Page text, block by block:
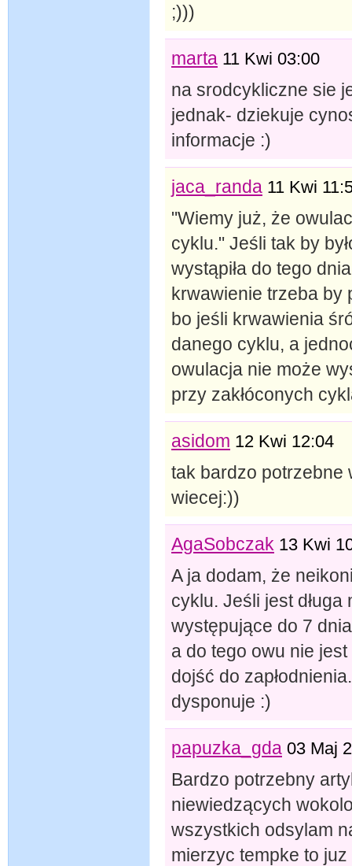
;)))
marta 11 Kwi 03:00
na srodcykliczne sie
jednak- dziekuje
informacje :)
jaca_randa 11 Kwi
"Wiemy już, że
cyklu." Jeśli tak by
wystąpiła do tego
krwawienie trzeba by
bo jeśli krwawienia
danego cyklu, a
owulacja nie może
przy zakłóconych
asidom 12 Kwi 12:04
tak bardzo potrzebne
wiecej:))
AgaSobczak 13 Kwi
A ja dodam, że
cyklu. Jeśli jest
występujące do 7
a do tego owu nie
dojść do
dysponuje :)
papuzka_gda 03 Maj
Bardzo potrzebny
niewiedzących
wszystkich odsylam
mierzyc tempke to